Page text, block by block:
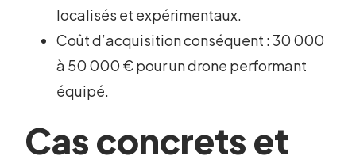
localisés et expérimentaux.
Coût d’acquisition conséquent : 30 000
à 50 000 € pour un drone performant
équipé.
Cas concrets et